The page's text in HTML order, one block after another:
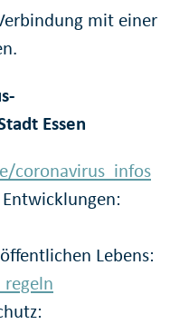
mit einer
Essen
coronavirus_infos
Lebens: